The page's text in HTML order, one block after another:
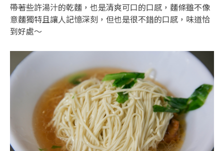
帶著些許湯汁的乾麵，也是清爽可口的口感，麵條雖不像
意麵獨特且讓人記憶深刻，但也是很不錯的口感，味道恰
到好處～